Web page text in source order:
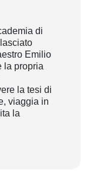
di
Emilio
la propria
la tesi di
viaggia in
la